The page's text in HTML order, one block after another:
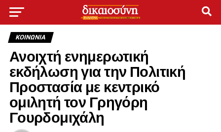
ΚΟΙΝΩΝΊΑ
Ανοιχτή ενημερωτική
εκδήλωση για την Πολιτική
Προστασία με κεντρικό
ομιλητή τον Γρηγόρη
Γουρδομιχάλη